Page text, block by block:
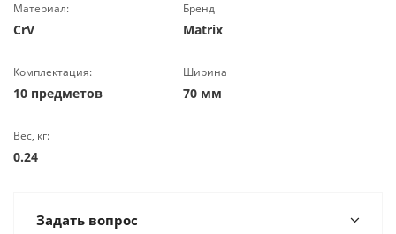
Материал:
CrV
Бренд
Matrix
Комплектация:
10 предметов
Ширина
70 мм
Вес, кг:
0.24
Задать вопрос